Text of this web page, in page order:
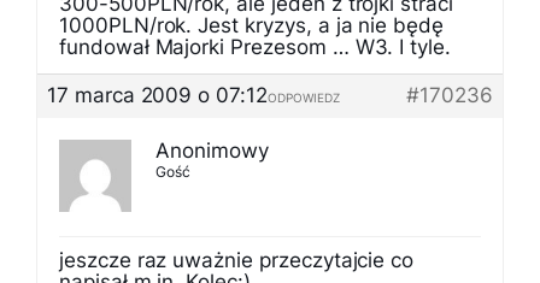
1000PLN/rok. Jest kryzys, a ja nie będę
fundował Majorki Prezesom … W3. I tyle.
17 marca 2009 o 07:12
#170236
ODPOWIEDZ
Anonimowy
Gość
jeszcze raz uważnie przeczytajcie co